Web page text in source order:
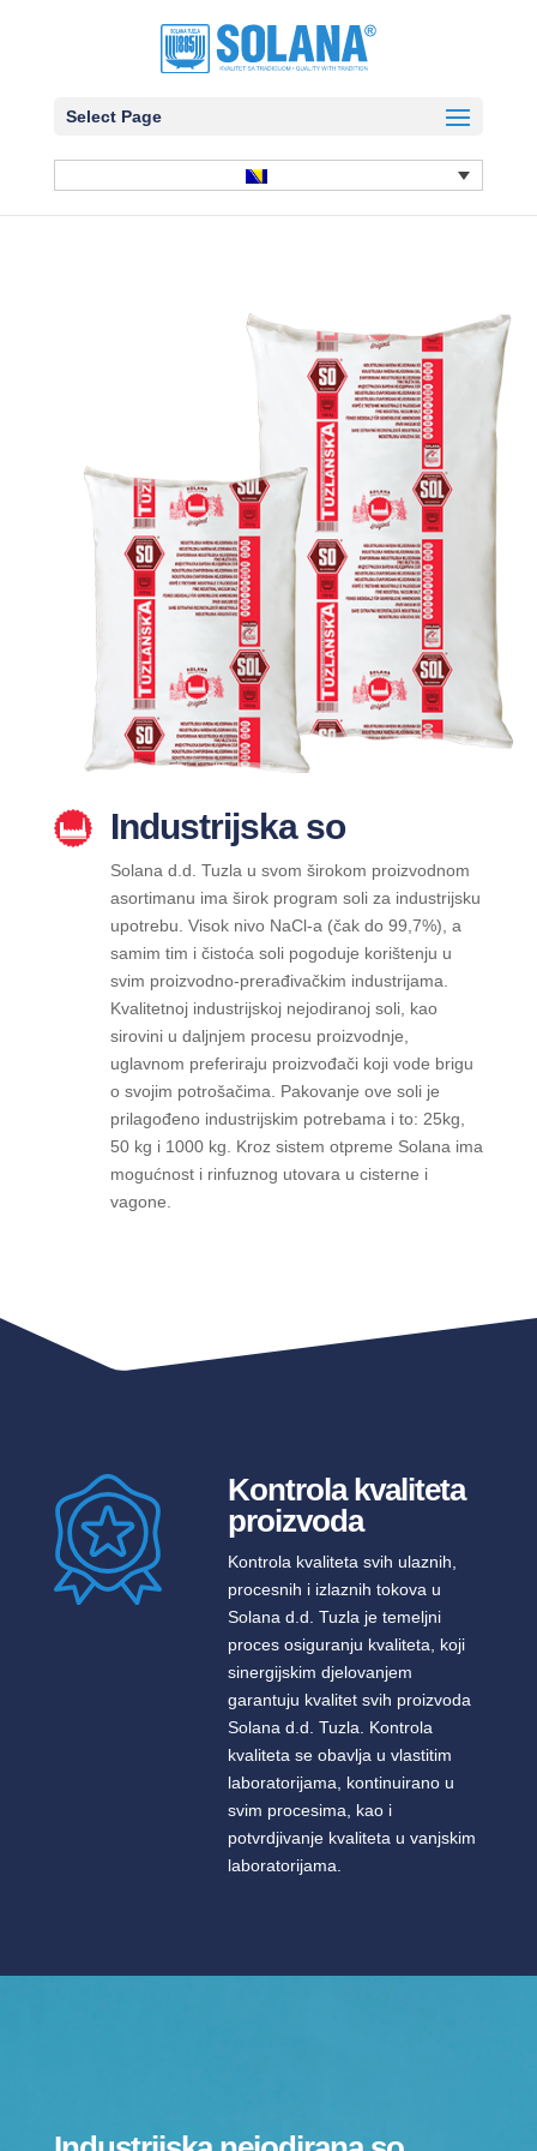
Select Page
Industrijska so
Solana d.d. Tuzla u svom širokom proizvodnom
asortimanu ima širok program soli za industrijsku
upotrebu. Visok nivo NaCl-a (čak do 99,7%), a
samim tim i čistoća soli pogoduje korištenju u
svim proizvodno-prerađivačkim industrijama.
Kvalitetnoj industrijskoj nejodiranoj soli, kao
sirovini u daljnjem procesu proizvodnje,
uglavnom preferiraju proizvođači koji vode brigu
o svojim potrošačima. Pakovanje ove soli je
prilagođeno industrijskim potrebama i to: 25kg,
50 kg i 1000 kg. Kroz sistem otpreme Solana ima
mogućnost i rinfuznog utovara u cisterne i
vagone.
Kontrola kvaliteta
proizvoda
Kontrola kvaliteta svih ulaznih,
procesnih i izlaznih tokova u
Solana d.d. Tuzla je temeljni
proces osiguranju kvaliteta, koji
sinergijskim djelovanjem
garantuju kvalitet svih proizvoda
Solana d.d. Tuzla. Kontrola
kvaliteta se obavlja u vlastitim
laboratorijama, kontinuirano u
svim procesima, kao i
potvrdjivanje kvaliteta u vanjskim
laboratorijama.